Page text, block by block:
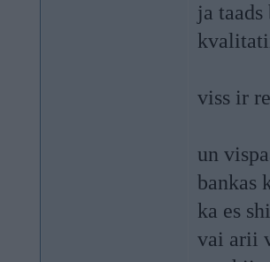
ja
viss ir
un
bankas
ka es
vai arii